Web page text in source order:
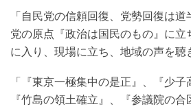
「自民党の信頼回復、党勢回復は
党の原点『政治は国民のもの』に立
に入り、現場に立ち、地域の声を聴
「『東京一極集中の是正』、『少子
『竹島の領土確立』、『参議院の